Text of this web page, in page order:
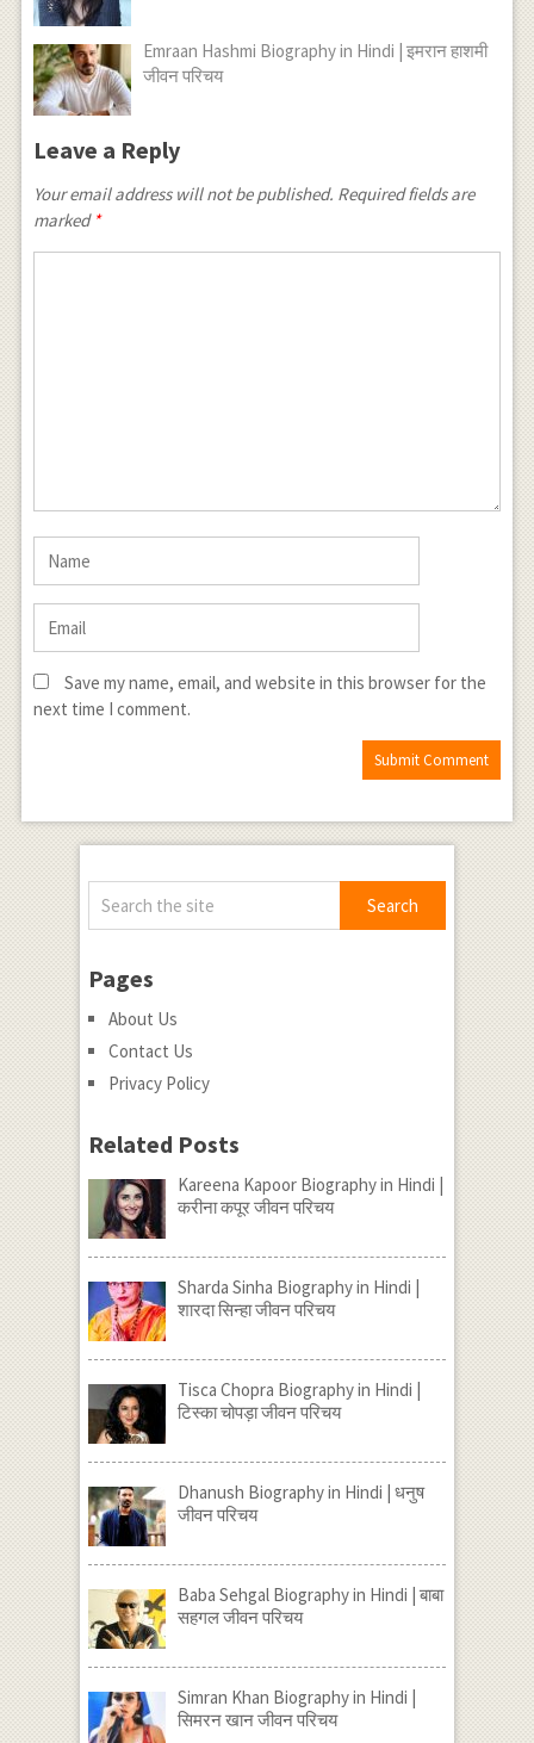
Emraan Hashmi Biography in Hindi | इमरान हाशमी
जीवन परिचय
Leave a Reply
Your email address will not be published. Required fields are
marked *
Save my name, email, and website in this browser for the
next time I comment.
Pages
About Us
Contact Us
Privacy Policy
Related Posts
Kareena Kapoor Biography in Hindi |
करीना कपूर जीवन परिचय
Sharda Sinha Biography in Hindi |
शारदा सिन्हा जीवन परिचय
Tisca Chopra Biography in Hindi |
टिस्का चोपड़ा जीवन परिचय
Dhanush Biography in Hindi | धनुष
जीवन परिचय
Baba Sehgal Biography in Hindi | बाबा
सहगल जीवन परिचय
Simran Khan Biography in Hindi |
सिमरन खान जीवन परिचय